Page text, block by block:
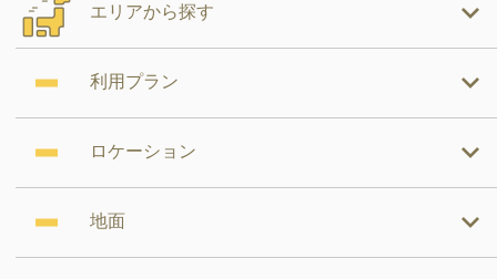
エリアから探す
利用プラン
ロケーション
地面